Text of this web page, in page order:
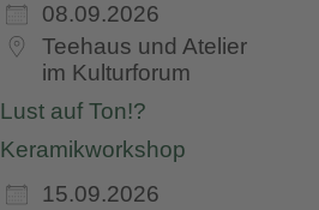
08.09.2026
Teehaus und Atelier
im Kulturforum
Lust auf Ton!?
Keramikworkshop
15.09.2026